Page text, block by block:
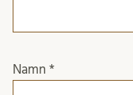
Namn *